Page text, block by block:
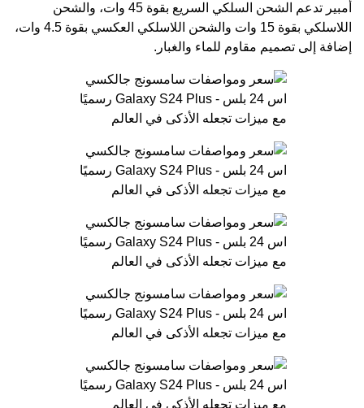
أمبير تدعم الشحن السلكي السريع بقوة 45 وات، والشحن
اللاسلكي بقوة 15 وات والشحن اللاسلكي العكسي بقوة 4.5 وات،
إضافة إلى تصميم مقاوم للماء والغبار.